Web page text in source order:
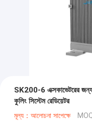
SK200-6 এক্সকাভেটরের
কুলিং সিস্টেম রেডিয়েটর
মূল্য：আলোচনা সাপেক্ষে